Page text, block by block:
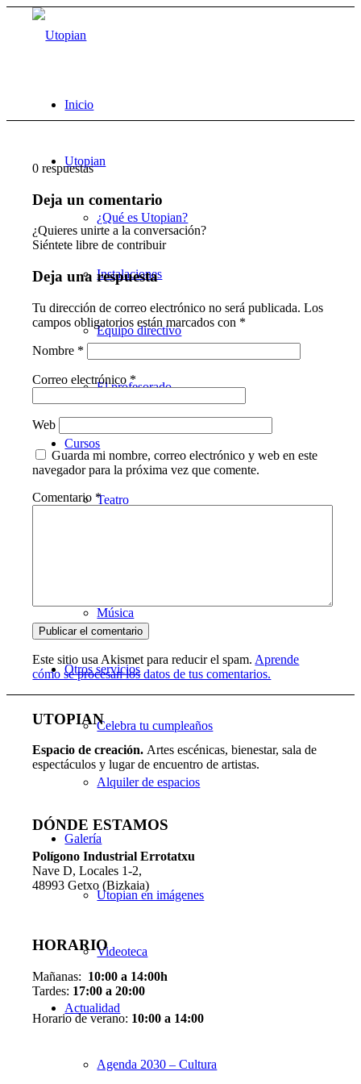
Inicio
Utopian
¿Qué es Utopian?
Instalaciones
Equipo directivo
El profesorado
Cursos
Teatro
Música
Otros servicios
Celebra tu cumpleaños
Alquiler de espacios
Galería
Utopian en imágenes
Videoteca
Actualidad
Agenda 2030 – Cultura
0 respuestas
Deja un comentario
¿Quieres unirte a la conversación?
Siéntete libre de contribuir
Deja una respuesta
Tu dirección de correo electrónico no será publicada. Los
campos obligatorios están marcados con *
Nombre *
Correo electrónico*
Web
Guarda mi nombre, correo electrónico y web en este
navegador para la próxima vez que comente.
Comentario *
Este sitio usa Akismet para reducir el spam. Aprende
cómo se procesan los datos de tus comentarios.
UTOPIAN
Espacio de creación. Artes escénicas, bienestar, sala de
espectáculos y lugar de encuentro de artistas.
DÓNDE ESTAMOS
Polígono Industrial Errotatxu
Nave D, Locales 1-2,
48993 Getxo (Bizkaia)
HORARIO
Mañanas: 10:00 a 14:00h
Tardes: 17:00 a 20:00
Horario de verano: 10:00 a 14:00